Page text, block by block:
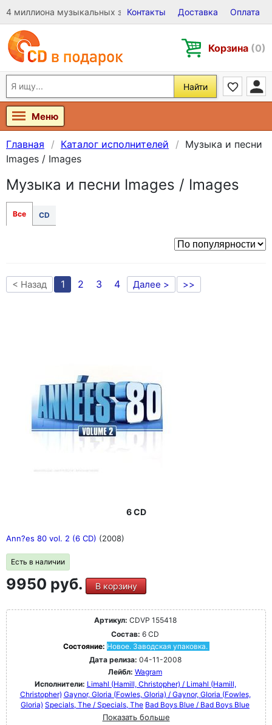
4 миллиона музыкальных записей на Виниле, CD и DVD
Контакты Доставка Оплата
Корзина (0)
Найти
Меню
Главная Каталог исполнителей
Музыка и песни
Images / Images
Музыка и песни Images / Images
Все CD
< Назад 1 2 3 4 Далее > >>
6 CD
Ann?es 80 vol. 2 (6 CD) (2008)
Есть в наличии
9950 руб. В корзину
Артикул: CDVP 155418
Состав: 6 CD
Состояние: Новое. Заводская упаковка.
Дата релиза: 04-11-2008
Лейбл: Wagram
Исполнители: Limahl (Hamill, Christopher) / Limahl (Hamill,
Christopher) Gaynor, GIoria (Fowles, Gloria) / Gaynor, GIoria (Fowles,
Gloria) Specials, The / Specials, The Bad Boys Blue / Bad Boys Blue
Показать больше